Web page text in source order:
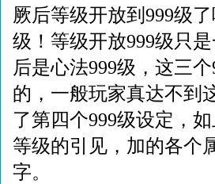
厥后等级开放到999级
级！等级开放999级只
后是心法999级，这三
的，一般玩家真达不到
了第四个999级设定，
等级的引见，加的各个
字。